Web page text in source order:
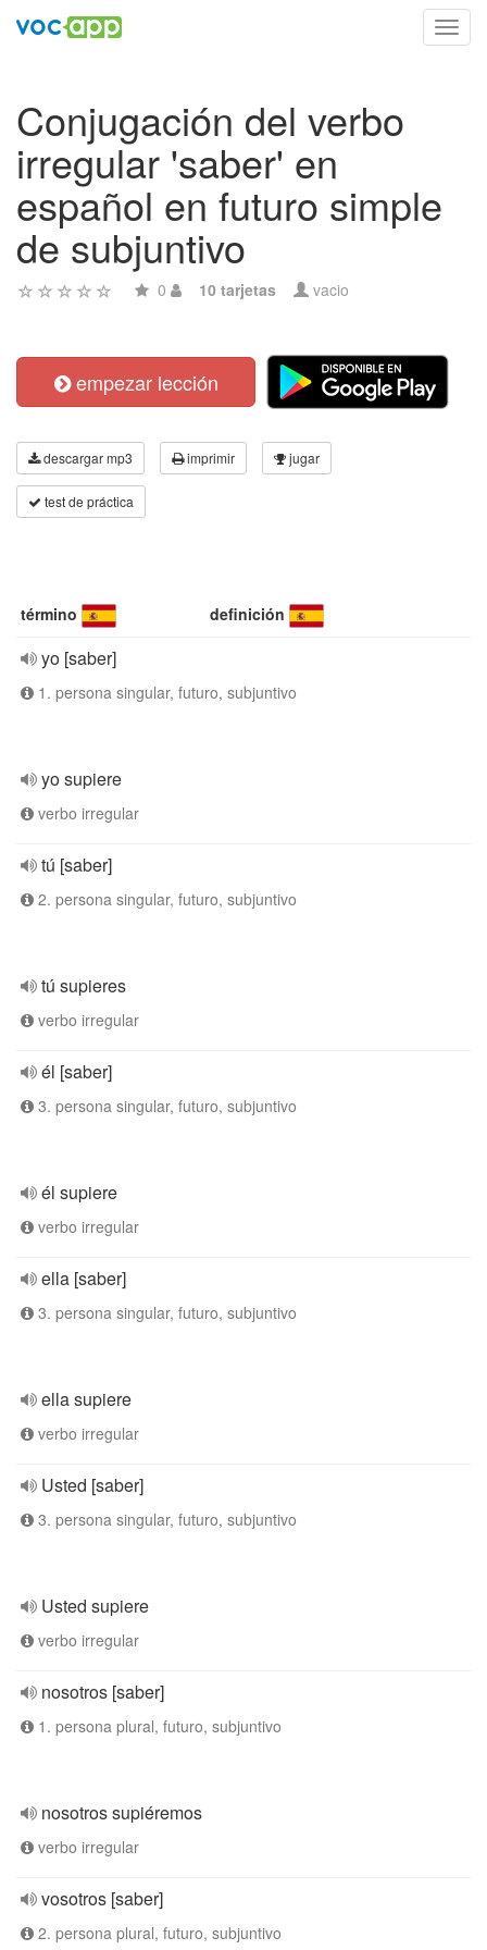
Conjugación del verbo
irregular 'saber' en
español en futuro simple
de subjuntivo
0 10 tarjetas vacio
empezar lección
descargar mp3 imprimir jugar
test de práctica
término definición
yo [saber]
1. persona singular, futuro, subjuntivo
yo supiere
verbo irregular
tú [saber]
2. persona singular, futuro, subjuntivo
tú supieres
verbo irregular
él [saber]
3. persona singular, futuro, subjuntivo
él supiere
verbo irregular
ella [saber]
3. persona singular, futuro, subjuntivo
ella supiere
verbo irregular
Usted [saber]
3. persona singular, futuro, subjuntivo
Usted supiere
verbo irregular
nosotros [saber]
1. persona plural, futuro, subjuntivo
nosotros supiéremos
verbo irregular
vosotros [saber]
2. persona plural, futuro, subjuntivo